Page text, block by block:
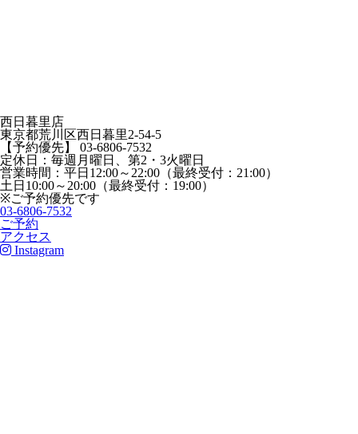
西日暮里店
東京都荒川区西日暮里2-54-5
【予約優先】 03-6806-7532
定休日：毎週月曜日、第2・3火曜日
営業時間：平日12:00～22:00（最終受付：21:00）
土日10:00～20:00（最終受付：19:00）
※ご予約優先です
03-6806-7532
ご予約
アクセス
Instagram